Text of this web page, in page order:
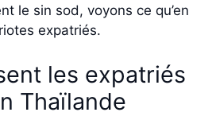
le sin sod, voyons ce qu’en
expatriés.
les expatriés
Thaïlande